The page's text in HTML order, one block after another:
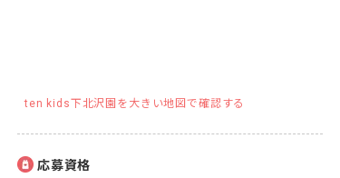
ten kids下北沢園を大きい地図で確認する
応募資格